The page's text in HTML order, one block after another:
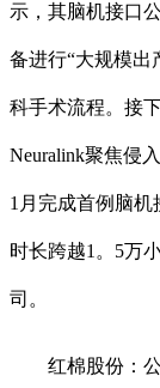
示，其脑机接口
备进行“大规模出
科手术流程。接
Neuralink聚焦侵
1月完成首例脑机
时长跨越1。5万
司。
红棉股份：公